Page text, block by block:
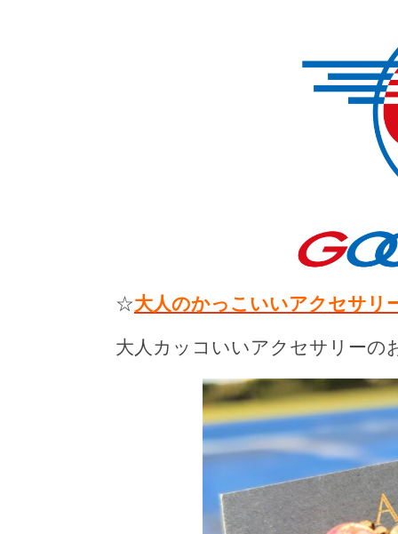
☆大人のかっこいいアクセサ
大人カッコいいアクセサリーの